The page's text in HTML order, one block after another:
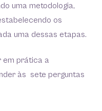
uma metodologia,
os
uma dessas etapas.
em prática a
às sete perguntas